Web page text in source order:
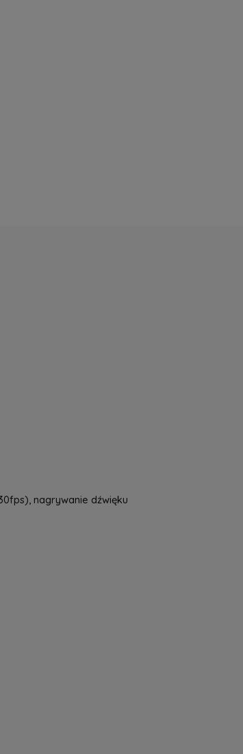
nagrywanie dźwięku